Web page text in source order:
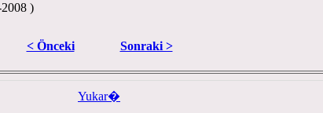
)
< Önceki
Sonraki >
Yukar�